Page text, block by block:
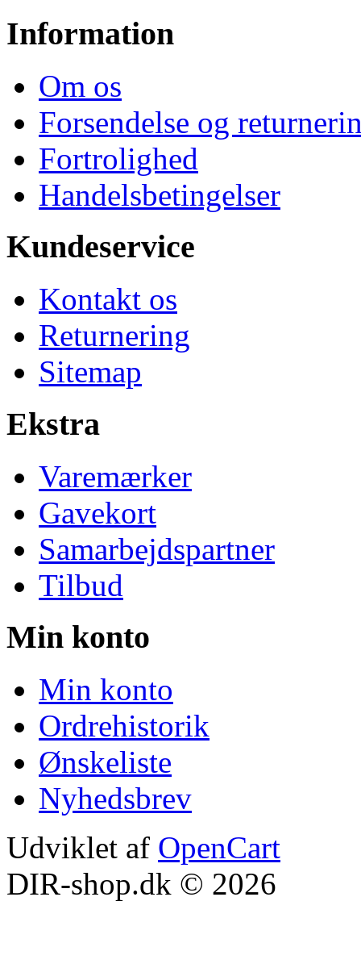
Information
Om os
Forsendelse og
Fortrolighed
Handelsbetingelser
Kundeservice
Kontakt os
Returnering
Sitemap
Ekstra
Varemærker
Gavekort
Samarbejdspartner
Tilbud
Min konto
Min konto
Ordrehistorik
Ønskeliste
Nyhedsbrev
Udviklet af OpenCart
DIR-shop.dk © 2026